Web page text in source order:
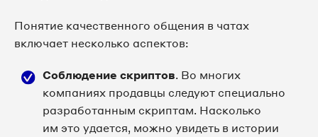
Понятие качественного общения в чатах
включает несколько аспектов:
Соблюдение скриптов. Во многих
компаниях продавцы следуют специально
разработанным скриптам. Насколько
им это удается, можно увидеть в истории